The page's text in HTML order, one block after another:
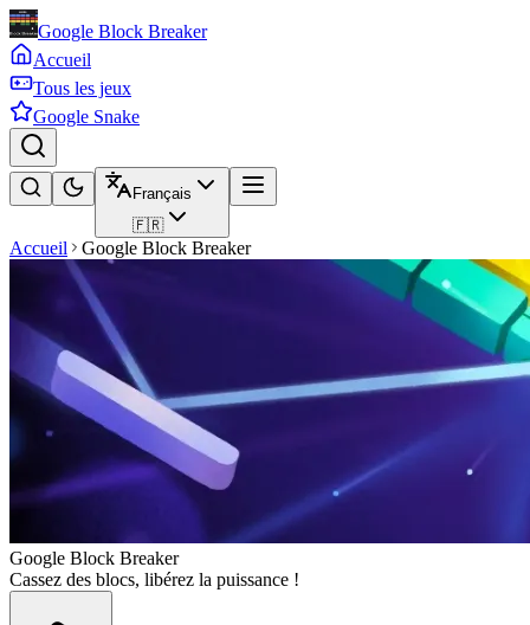
Google Block Breaker
Accueil
Tous les jeux
Google Snake
Français
🇫🇷
Accueil Google Block Breaker
Google Block Breaker
Cassez des blocs, libérez la puissance !